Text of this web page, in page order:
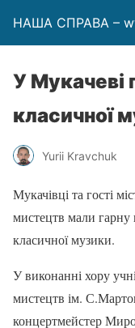
НАША СПРАВА –
У Мукачеві
класичної
Yurii Kravchuk
Мукачівці та гості
мистецтв мали гарну
класичної музики.
У виконанні хору
мистецтв ім.
концертмейстер